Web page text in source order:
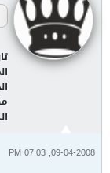
09-04-2008, 07:03 PM